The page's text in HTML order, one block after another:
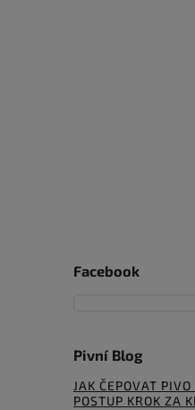
Facebook
Pivní Blog
JAK ČEPOVAT
POSTUP KROK ZA